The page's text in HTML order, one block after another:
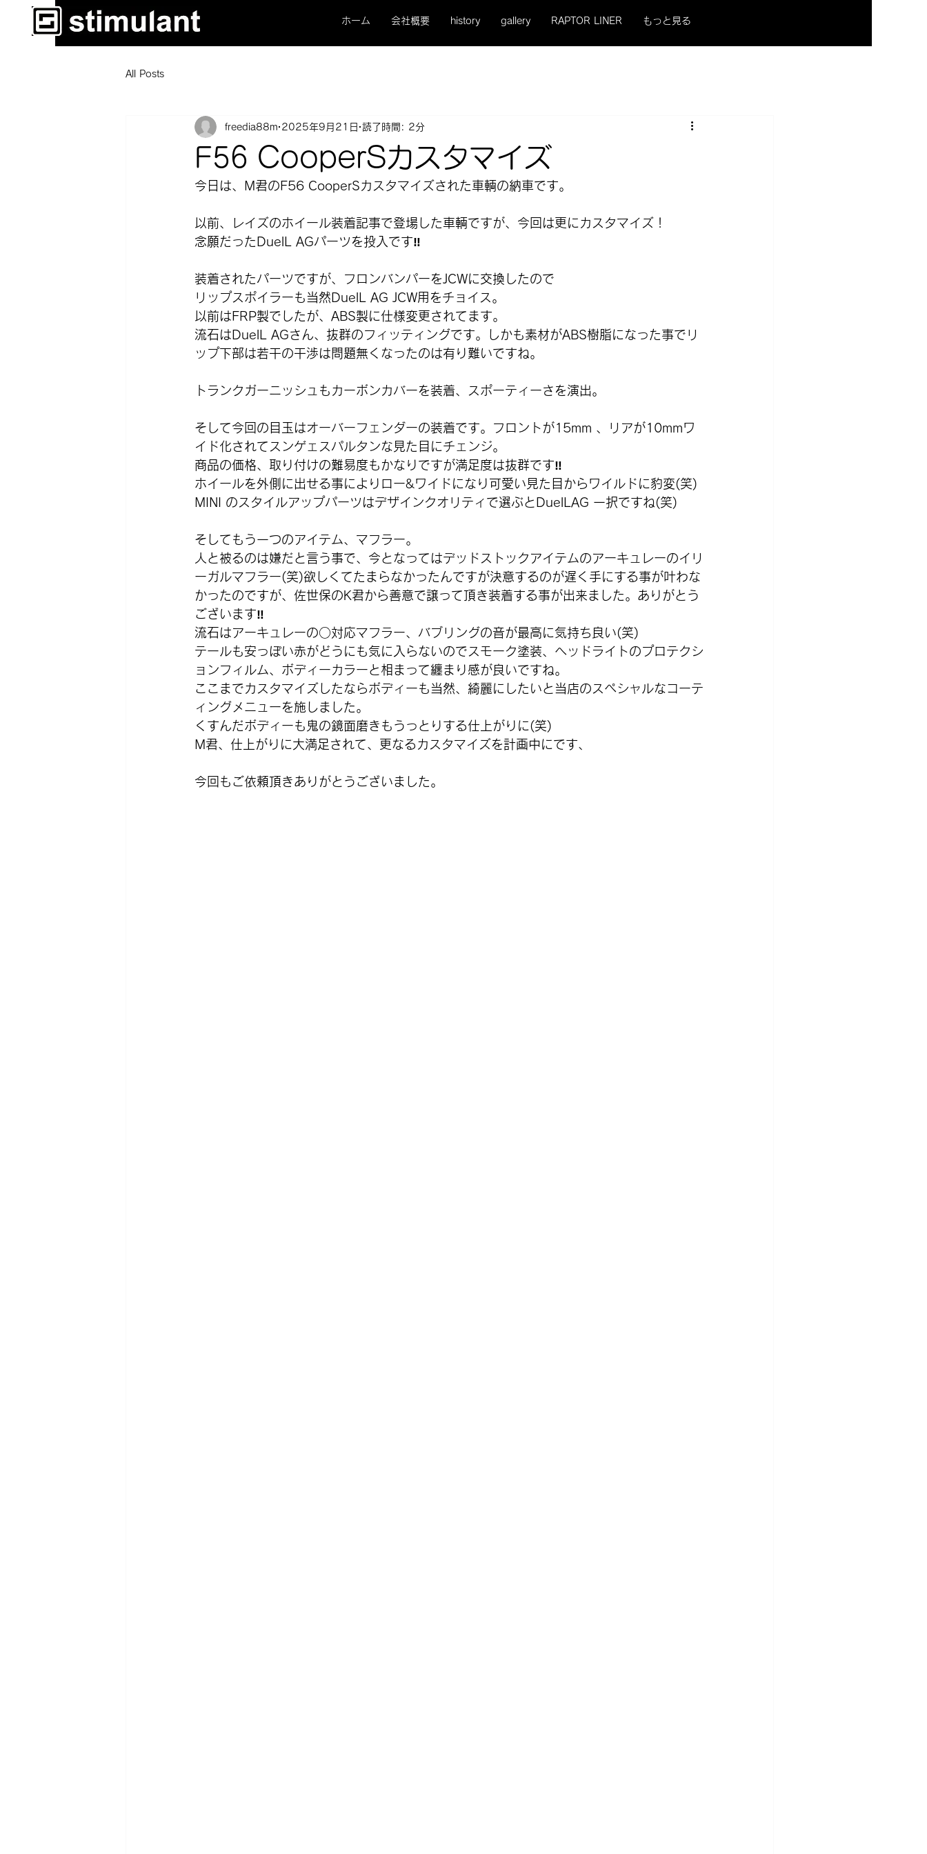
ホーム 会社概要 history gallery RAPTOR LINER もっと見る
All Posts
F56 CooperSカスタマイズ
freedia88m 2025年9月21日 読了時間: 2分
今日は、M君のF56 CooperSカスタマイズされた車輌の納車です。
以前、レイズのホイール装着記事で登場した車輌ですが、今回は更にカスタマイズ！
念願だったDuelL AGパーツを投入です‼️
装着されたパーツですが、フロンバンパーをJCWに交換したので
リップスポイラーも当然DuelL AG JCW用をチョイス。
以前はFRP製でしたが、ABS製に仕様変更されてます。
流石はDuelL AGさん、抜群のフィッティングです。しかも素材がABS樹脂になった事でリ
ップ下部は若干の干渉は問題無くなったのは有り難いですね。
トランクガーニッシュもカーボンカバーを装着、スポーティーさを演出。
そして今回の目玉はオーバーフェンダーの装着です。フロントが15mm 、リアが10mmワ
イド化されてスンゲェスパルタンな見た目にチェンジ。
商品の価格、取り付けの難易度もかなりですが満足度は抜群です‼️
ホイールを外側に出せる事によりロー&ワイドになり可愛い見た目からワイルドに豹変(笑)
MINI のスタイルアップパーツはデザインクオリティで選ぶとDuelLAG 一択ですね(笑)
そしてもう一つのアイテム、マフラー。
人と被るのは嫌だと言う事で、今となってはデッドストックアイテムのアーキュレーのイリ
ーガルマフラー(笑)欲しくてたまらなかったんですが決意するのが遅く手にする事が叶わな
かったのですが、佐世保のK君から善意で譲って頂き装着する事が出来ました。ありがとう
ございます‼️
流石はアーキュレーの○対応マフラー、バブリングの音が最高に気持ち良い(笑)
テールも安っぽい赤がどうにも気に入らないのでスモーク塗装、ヘッドライトのプロテクシ
ョンフィルム、ボディーカラーと相まって纏まり感が良いですね。
ここまでカスタマイズしたならボディーも当然、綺麗にしたいと当店のスペシャルなコーテ
ィングメニューを施しました。
くすんだボディーも鬼の鏡面磨きもうっとりする仕上がりに(笑)
M君、仕上がりに大満足されて、更なるカスタマイズを計画中にです、
今回もご依頼頂きありがとうございました。